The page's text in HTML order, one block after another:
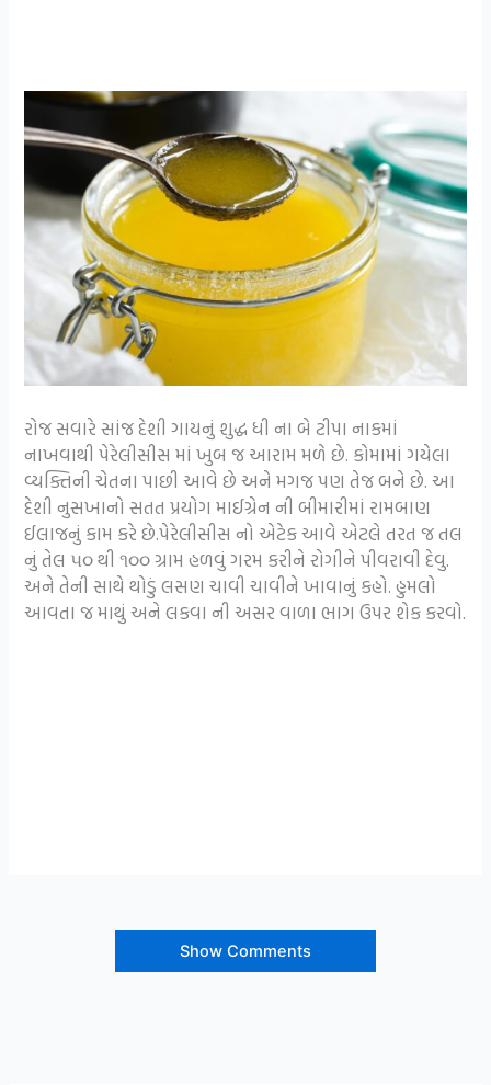
રોજ સવારે સાંજ દેશી ગાયનું શુદ્ધ ધી ના બે ટીપા નાકમાં
નાખવાથી પેરેલીસીસ માં ખુબ જ આરામ મળે છે. કોમામાં ગયેલા
વ્યક્તિની ચેતના પાછી આવે છે અને મગજ પણ તેજ બને છે. આ
દેશી નુસખાનો સતત પ્રયોગ માઈગ્રેન ની બીમારીમાં રામબાણ
ઈલાજનું કામ કરે છે.પેરેલીસીસ નો એટેક આવે એટલે તરત જ તલ
નું તેલ ૫૦ થી ૧૦૦ ગ્રામ હળવું ગરમ કરીને રોગીને પીવરાવી દેવુ.
અને તેની સાથે થોડું લસણ ચાવી ચાવીને ખાવાનું કહો. હુમલો
આવતા જ માથું અને લકવા ની અસર વાળા ભાગ ઉપર શેક કરવો.
Show Comments